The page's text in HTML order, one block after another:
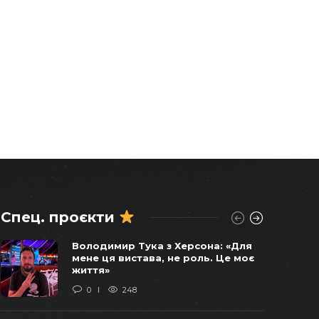
Віктор Балога погоджував
продаж останніх українських
бомбардувальників у 2011 році –
Спец. проєкти
Володимир Тука з Херсона: «Для
мене ця вистава, не роль. Це моє
життя»
0 248